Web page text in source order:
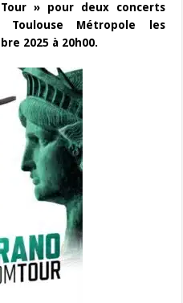
» pour deux concerts
Toulouse Métropole les
2025 à 20h00.